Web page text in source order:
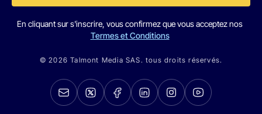
En cliquant sur s'inscrire, vous confirmez que vous acceptez nos
Termes et Conditions
© 2026 Talmont Media SAS. tous droits réservés.